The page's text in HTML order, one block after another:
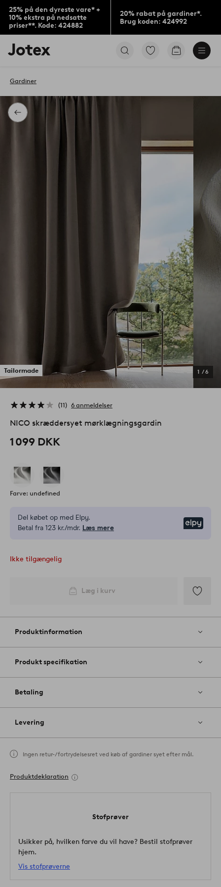
25% på den dyreste vare* +
10% ekstra på nedsatte
priser**. Kode: 424882
20% rabat på gardiner*.
Brug koden: 424992
Jotex
logo
til
Gå
Gå
Tilbage
Gardiner
Tailormade 1 /6
11 6 anmeldelser
NICO skræddersyet mørklægningsgardin
1 099 DKK
Farve: undefined
Del købet op med Elpy.
Betal fra 123 kr./mdr. Læs mere
Ikke tilgængelig
Læg i kurv
til
Produktinformation
Produkt specifikation
Betaling
Levering
Ingen retur-/fortrydelsesret ved køb af gardiner syet efter mål.
Produktdeklaration
Stofprøver
Usikker på, hvilken farve du vil have? Bestil stofprøver
hjem.
Vis stofprøverne